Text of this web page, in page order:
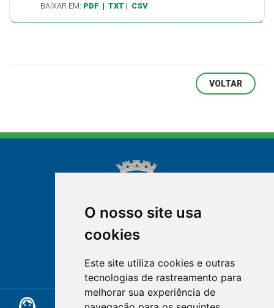
O nosso site usa
cookies
Este site utiliza cookies e outras
tecnologias de rastreamento para
melhorar sua experiência de
BAIXAR EM: PDF | TXT | CSV
VOLTAR
NOVA FRIBURGO
RIO DE JANEIRO